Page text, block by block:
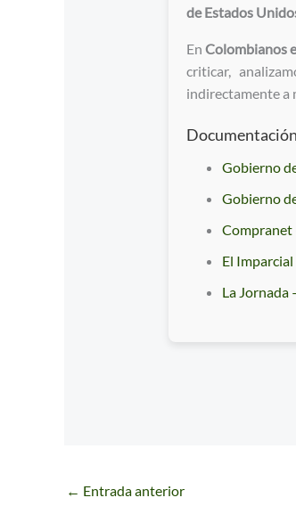
de Estados
En Colombianos
criticar,
indirectamente a
Gobierno
Gobierno
Compranet
El
La Jornada
← Entrada anterior